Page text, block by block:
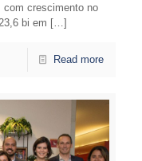
com crescimento no
bi em […]
Read more